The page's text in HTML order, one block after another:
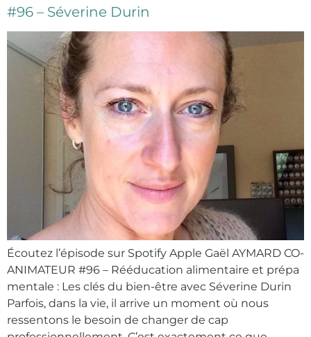
#96 – Séverine Durin
Écoutez l’épisode sur Spotify Apple Gaël AYMARD CO-
ANIMATEUR #96 – Rééducation alimentaire et prépa
mentale : Les clés du bien-être avec Séverine Durin
Parfois, dans la vie, il arrive un moment où nous
ressentons le besoin de changer de cap